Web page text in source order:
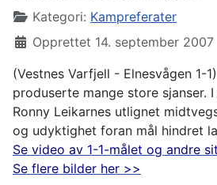
Kategori: Kampreferater
Opprettet 14. september 2007
(Vestnes Varfjell - Elnesvågen
produserte mange store
Ronny Leikarnes utlignet
og udyktighet foran mål hindret
Se video av 1-1-målet og andre
Se flere bilder her >>